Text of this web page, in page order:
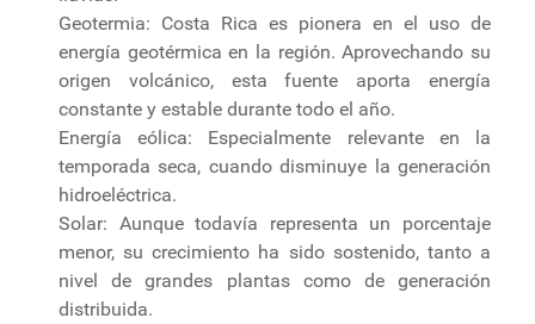
Geotermia: Costa Rica es pionera en el uso de
energía geotérmica en la región. Aprovechando su
origen volcánico, esta fuente aporta energía
constante y estable durante todo el año.
Energía eólica: Especialmente relevante en la
temporada seca, cuando disminuye la generación
hidroeléctrica.
Solar: Aunque todavía representa un porcentaje
menor, su crecimiento ha sido sostenido, tanto a
nivel de grandes plantas como de generación
distribuida.